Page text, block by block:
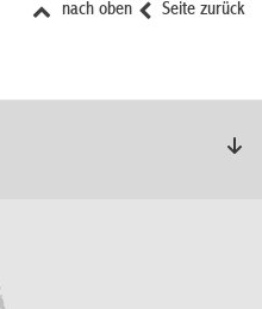
Seite zurück
nach oben